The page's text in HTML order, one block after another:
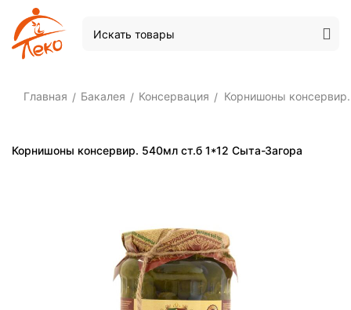
Главная / Бакалея / Консервация / Корнишоны
Корнишоны консервир. 540мл ст.б 1*12 Сыта-Загора